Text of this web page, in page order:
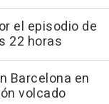
el episodio de
22 horas
Barcelona en
volcado